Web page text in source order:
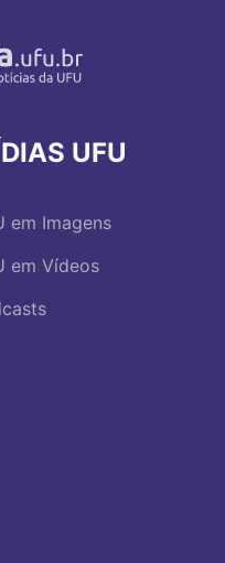
UFU
em Imagens
em Vídeos